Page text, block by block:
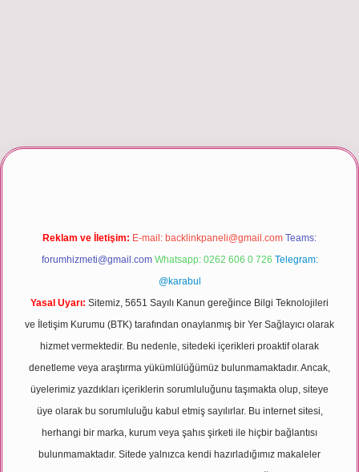
Reklam ve İletişim: E-mail: backlinkpaneli@gmail.com Teams:
forumhizmeti@gmail.com Whatsapp: 0262 606 0 726 Telegram:
@karabul
Yasal Uyarı: Sitemiz, 5651 Sayılı Kanun gereğince Bilgi Teknolojileri
ve İletişim Kurumu (BTK) tarafından onaylanmış bir Yer Sağlayıcı olarak
hizmet vermektedir. Bu nedenle, sitedeki içerikleri proaktif olarak
denetleme veya araştırma yükümlülüğümüz bulunmamaktadır. Ancak,
üyelerimiz yazdıkları içeriklerin sorumluluğunu taşımakta olup, siteye
üye olarak bu sorumluluğu kabul etmiş sayılırlar. Bu internet sitesi,
herhangi bir marka, kurum veya şahıs şirketi ile hiçbir bağlantısı
bulunmamaktadır. Sitede yalnızca kendi hazırladığımız makaleler